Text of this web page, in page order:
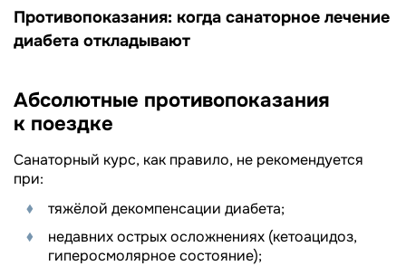
Противопоказания: когда санаторное лечение
диабета откладывают
Абсолютные противопоказания
к поездке
Санаторный курс, как правило, не рекомендуется
при:
тяжёлой декомпенсации диабета;
недавних острых осложнениях (кетоацидоз,
гиперосмолярное состояние);